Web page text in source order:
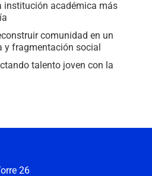
institución académica más
comunidad en un
y fragmentación social
talento joven con la
26